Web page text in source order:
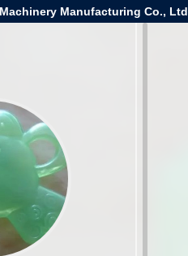
Manufacturing Co., Ltd.